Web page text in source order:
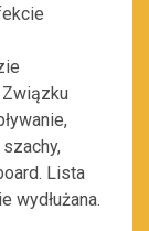
Związku
Lista
wydłużana.